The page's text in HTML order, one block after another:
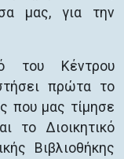
μας, για την
του Κέντρου
πρώτα το
που μας τίμησε
το Διοικητικό
Βιβλιοθήκης